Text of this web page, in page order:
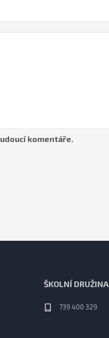
komentáře.
ŠKOLNÍ DRUŽINA
739 400 329